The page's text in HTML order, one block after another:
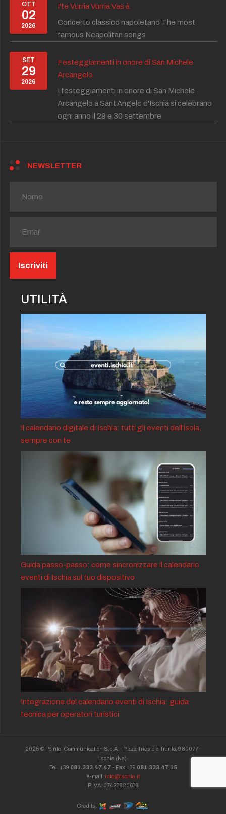
OTT
02
2026
I'te Vurria Vurria Vas à
Concerto classico napoletano The most
famous Neapolitan songs
SET
29
2026
Festeggiamenti in onore di San Michele
Arcangelo
I festeggiamenti in onore di San Michele
Arcangelo a Sant'Angelo d'Ischia si celebrano
ogni anno il 29 e 30 settembre
NEWSLETTER
UTILITÀ
Il calendario digitale di Ischia: tutti gli eventi dell’isola,
sempre con te
Guida passo-passo: come sincronizzare il calendario
eventi di Ischia sul tuo dispositivo
Integrazione del calendario eventi di Ischia: guida
tecnica per operatori turistici
2025 © Pointel Communication S.p.A. - P.zza Trieste e Trento, 9 80077 -
Ischia (Na)
Tel. +39 081.333.47.47 - Fax +39 081.333.47.15
e-mail: info@ischia.it
P.IVA: 07428820638
Credits: